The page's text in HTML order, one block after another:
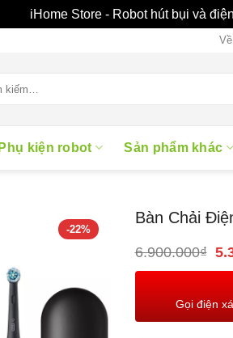
iHome Store - Robot hút bụi và
Phụ kiện robot Sản phẩm khác
-22%
Bàn Chải
6.900.000₫
Gọi điện